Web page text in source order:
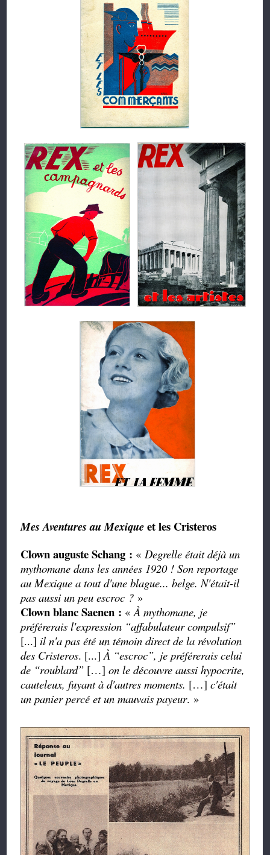
Mes Aventures au Mexiqueet les Cristeros
Clown auguste Schang : «Degrelle était déjà un
mythomane dans les années 1920 ! Son reportage
au Mexique a tout d'une blague... belge. N'était-il
pas aussi un peu escroc ? »
Clown blanc Saenen : «À mythomane, je
préférerais l'expression “affabulateur compulsif”
[...] il n'a pas été un témoin direct de la révolution
des Cristeros. [...]À “escroc”, je préférerais celui
de “roublard” […]on le découvre aussi hypocrite,
cauteleux, fuyant à d'autres moments. […]c'était
un panier percé et un mauvais payeur. »